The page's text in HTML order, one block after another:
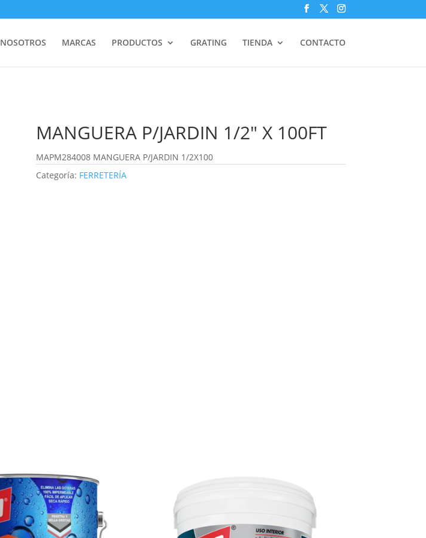
NOSOTROS MARCAS PRODUCTOS GRATING TIENDA CONTACTO
MANGUERA P/JARDIN 1/2″ X 100FT
MAPM284008 MANGUERA P/JARDIN 1/2X100
Categoría: FERRETERÍA